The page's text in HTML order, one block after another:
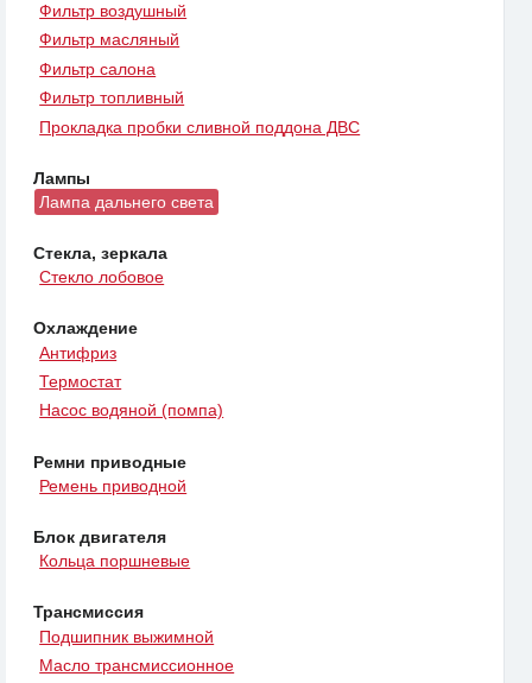
Фильтр воздушный
Фильтр масляный
Фильтр салона
Фильтр топливный
Прокладка пробки сливной поддона ДВС
Лампы
Лампа дальнего света
Стекла, зеркала
Стекло лобовое
Охлаждение
Антифриз
Термостат
Насос водяной (помпа)
Ремни приводные
Ремень приводной
Блок двигателя
Кольца поршневые
Трансмиссия
Подшипник выжимной
Масло трансмиссионное